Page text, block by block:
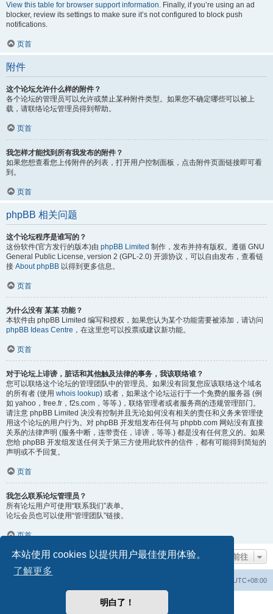
本站使用 cookies 以提供用户最佳使用体验。
了解更多
明白了！
View this table for browser support information. Finally, if you’re using an ad
blocker, review its settings to make sure it’s not configured to block push
notifications.
页首
附件
这个论坛允许什么样的附件？
各个论坛的管理员可以允许或禁止某种附件类型。如果您不确定哪些可以被上
载，请联络论坛管理员得到帮助。
页首
我怎样才能找到所有我发布的附件？
如果您想查看您上传附件的列表，打开用户控制面板，点击附件页面链接即可看
到。
页首
phpBB 相关问题
这个论坛程序是谁写的？
这份软件(官方发行的版本)由 phpBB Limited 制作，发布并持有版权。遵循 GNU
General Public License, version 2 (GPL-2.0) 开源协议，可以自由发布，查看链
接 About phpBB 以得到更多信息。
页首
为什么没有 某某 功能？
本软件由 phpBB Limited 编写和授权，如果您认为某个功能需要被添加，请访问
phpBB Ideas Centre ，在这里您可以投票或建议新功能。
页首
对于论坛上诽谤，脏话和其他触及法律的事务，我该联络谁？
您可以联络这个论坛的管理团队中的管理员。如果没有回复您应该联络这个域名
的所有者 (使用 whois lookup) 或者，如果这个论坛运行于一个免费的服务器 (例
如 yahoo，free.fr，f2s.com，等等.)，联络管理者或者服务商的违规管理部门。
请注意 phpBB Limited 决没有控制并且无论如何没有相关的责任和义务来管理使
用这个论坛的用户行为。对 phpBB 开发组发布任何与 phpbb.com 网站没有直接
关系的法律声明 (服务中断，连带责任，诽谤，等等.) 都是没有任何意义的。如果
您给 phpBB 开发组发送任何关于第三方使用此软件的信件，都有可能得到简短的
声明或不予回复。
页首
我怎么联系论坛管理员？
所有论坛用户可使用“联系我们”表单。
论坛会员也可以使用“管理团队”链接。
页首
前往
UTC+08:00
® Forum Software © phpBB Limited 提供支持